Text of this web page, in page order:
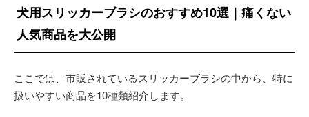
犬用スリッカーブラシのおすすめ10選｜痛くない
人気商品を大公開
ここでは、市販されているスリッカーブラシの中から、特に
扱いやすい商品を10種類紹介します。